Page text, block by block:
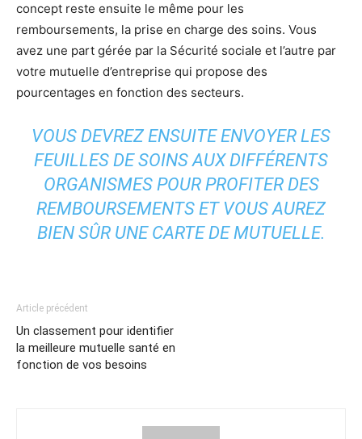
concept reste ensuite le même pour les
remboursements, la prise en charge des soins. Vous
avez une part gérée par la Sécurité sociale et l’autre par
votre mutuelle d’entreprise qui propose des
pourcentages en fonction des secteurs.
VOUS DEVREZ ENSUITE ENVOYER LES
FEUILLES DE SOINS AUX DIFFÉRENTS
ORGANISMES POUR PROFITER DES
REMBOURSEMENTS ET VOUS AUREZ
BIEN SÛR UNE CARTE DE MUTUELLE.
Article précédent
Un classement pour identifier
la meilleure mutuelle santé en
fonction de vos besoins